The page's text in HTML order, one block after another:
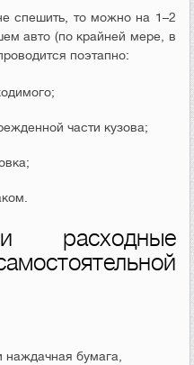
спешить, то можно на 1–2
авто (по крайней мере, в
поэтапно:
части кузова;
расходные
бумага,